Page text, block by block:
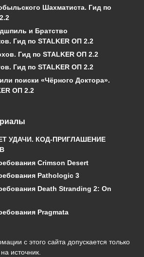
Шахматиста. Гид по
и Братство
Гид по STALKER ОП 2.2
Гид по STALKER ОП 2.2
Гид по STALKER ОП 2.2
поиски «Чёрного Доктора».
ОП 2.2
УДАЧИ. КОД-ПРИГЛАШЕНИЕ
Crimson Desert
Pathologic 3
Death Stranding 2: On
Pragmata
с этого сайта допускается только
источник.